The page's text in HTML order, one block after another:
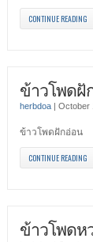
CONTINUE READING
ข้าวโพดฝั
herbdoa| October
ข้าวโพดฝักอ่อน
CONTINUE READING
ข้าวโพดห